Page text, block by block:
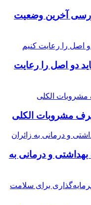
آخرین وضعیت
دو اصل را رعایت
مشروبات الکلی
هزار خدمت بهداشتی و درمانی به